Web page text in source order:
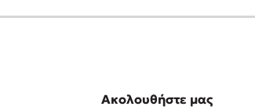
Ακολουθήστε μας